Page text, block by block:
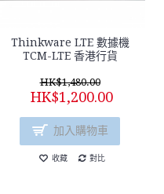
Thinkware LTE 數據機
TCM-LTE 香港行貨
HK$1,480.00
HK$1,200.00
加入購物車
收藏 對比